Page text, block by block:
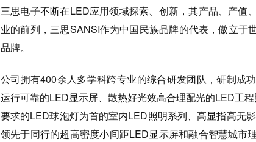
三思电子不断在LED应用领域探索、创新，其产品、产值
业的前列，三思SANSI作为中国民族品牌的代表，傲立于
品牌。
公司拥有400余人多学科跨专业的综合研发团队，研制成
运行可靠的LED显示屏、散热好光效高合理配光的LED工
要求的LED球泡灯为首的室内LED照明系列、高显指高无
领先于同行的超高密度小间距LED显示屏和融合智慧城市